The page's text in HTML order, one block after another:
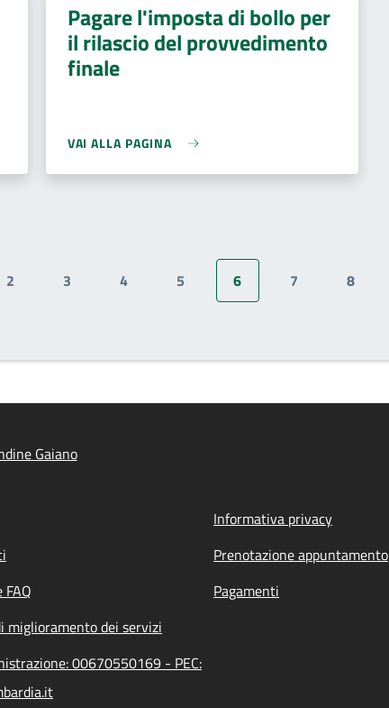
Pagare l'imposta di bollo per
il rilascio del provvedimento
finale
VAI ALLA PAGINA
Pagina
2
Pagina
3
Pagina
4
Pagina
5
Pagina attuale
6
Pagina
7
Pagina
8
Gaiano
Informativa privacy
Prenotazione appuntamento
FAQ Pagamenti
miglioramento dei servizi
00670550169 - PEC: